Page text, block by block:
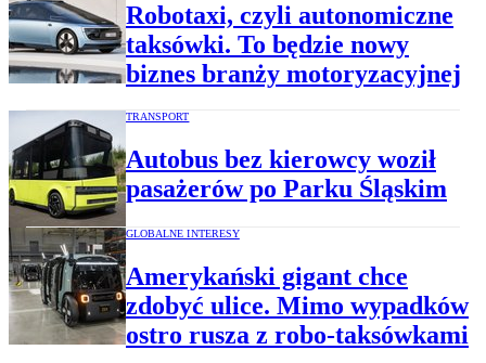
Robotaxi, czyli autonomiczne
taksówki. To będzie nowy
biznes branży motoryzacyjnej
TRANSPORT
Autobus bez kierowcy woził
pasażerów po Parku Śląskim
GLOBALNE INTERESY
Amerykański gigant chce
zdobyć ulice. Mimo wypadków
ostro rusza z robo-taksówkami